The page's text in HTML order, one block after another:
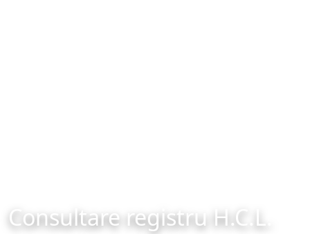
Consultare registru H.C.L.